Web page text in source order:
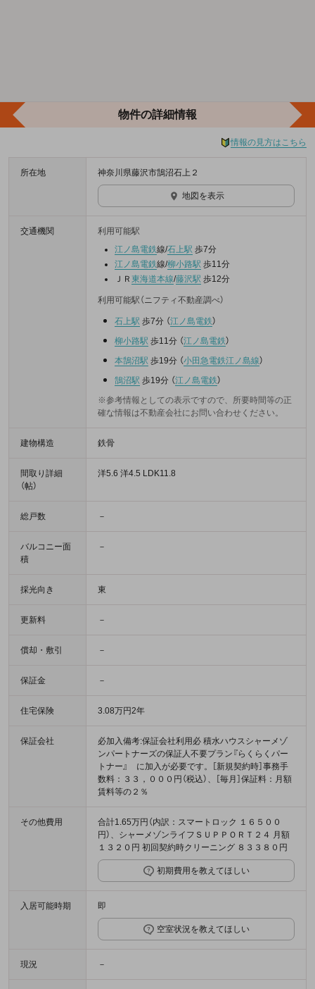
物件の詳細情報
情報の見方はこちら
所在地 神奈川県藤沢市鵠沼石上２
地図を表示
交通機関
利用可能駅
江ノ島電鉄線/石上駅 歩7分
江ノ島電鉄線/柳小路駅 歩11分
ＪＲ 東海道本線/藤沢駅 歩12分
利用可能駅（ニフティ不動産調べ）
石上駅 歩7分 （江ノ島電鉄）
柳小路駅 歩11分 （江ノ島電鉄）
本鵠沼駅 歩19分 （小田急電鉄江ノ島線）
鵠沼駅 歩19分 （江ノ島電鉄）
※参考情報としての表示ですので、所要時間等の正
確な情報は不動産会社にお問い合わせください。
建物構造 鉄骨
間取り詳細
（帖）
洋5.6 洋4.5 LDK11.8
総戸数 －
バルコニー面
積
－
採光向き 東
更新料 －
償却・敷引 －
保証金 －
住宅保険 3.08万円2年
保証会社
必加入備考:保証会社利用必 積水ハウスシャーメゾ
ンパートナーズの保証人不要プラン『らくらくパー
トナー』 に加入が必要です。［新規契約時］事務手
数料：３３，０００円（税込）、［毎月］保証料：月額
賃料等の２％
その他費用
合計1.65万円（内訳：スマートロック １６５００
円）、シャーメゾンライフＳＵＰＰＯＲＴ２４ 月額
１３２０円 初回契約時クリーニング ８３３８０円
初期費用を教えてほしい
入居可能時期 即
空室状況を教えてほしい
現況 －